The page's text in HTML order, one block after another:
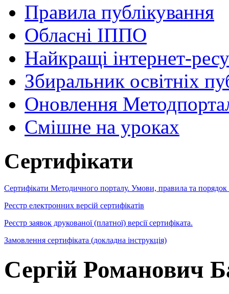
Правила публікування
Обласні ІППО
Найкращі інтернет-
Збиральник освітніх
Оновлення
Cмішне на уроках
Сертифікати
Сертифікати Методичного порталу. Умови, правила та порядок
Реєстр електронних версій сертифікатів
Реєстр заявок друкованої (платної) версії сертифіката.
Замовлення сертифіката (докладна інструкція)
Сергій Романович